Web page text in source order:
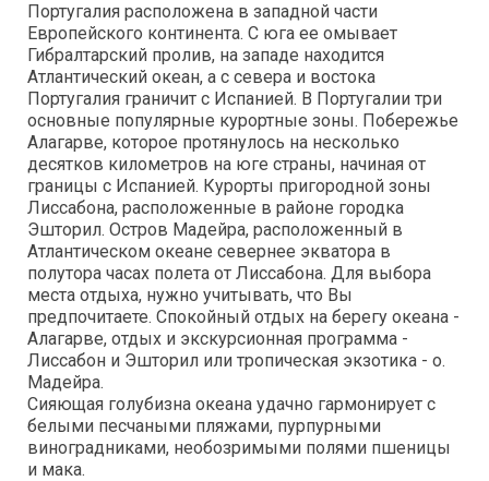
Португалия расположена в западной части
Европейского континента. С юга ее омывает
Гибралтарский пролив, на западе находится
Атлантический океан, а с севера и востока
Португалия граничит с Испанией. В Португалии три
основные популярные курортные зоны. Побережье
Алагарве, которое протянулось на несколько
десятков километров на юге страны, начиная от
границы с Испанией. Курорты пригородной зоны
Лиссабона, расположенные в районе городка
Эшторил. Остров Мадейра, расположенный в
Атлантическом океане севернее экватора в
полутора часах полета от Лиссабона. Для выбора
места отдыха, нужно учитывать, что Вы
предпочитаете. Спокойный отдых на берегу океана -
Алагарве, отдых и экскурсионная программа -
Лиссабон и Эшторил или тропическая экзотика - о.
Мадейра.
Сияющая голубизна океана удачно гармонирует с
белыми песчаными пляжами, пурпурными
виноградниками, необозримыми полями пшеницы
и мака.